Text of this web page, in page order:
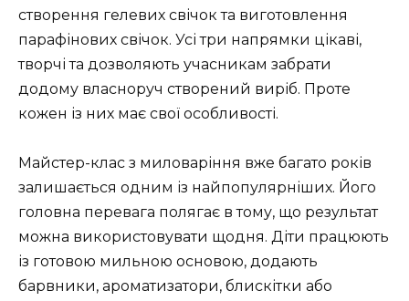
створення гелевих свічок та виготовлення
парафінових свічок. Усі три напрямки цікаві,
творчі та дозволяють учасникам забрати
додому власноруч створений виріб. Проте
кожен із них має свої особливості.
Майстер-клас з миловаріння вже багато років
залишається одним із найпопулярніших. Його
головна перевага полягає в тому, що результат
можна використовувати щодня. Діти працюють
із готовою мильною основою, додають
барвники, ароматизатори, блискітки або